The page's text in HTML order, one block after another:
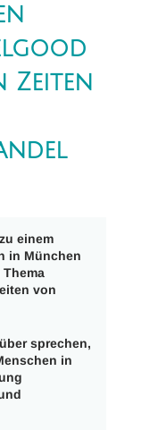
Zeiten
einem
in München
von
sprechen,
in